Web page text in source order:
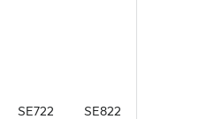
SE722 SE822